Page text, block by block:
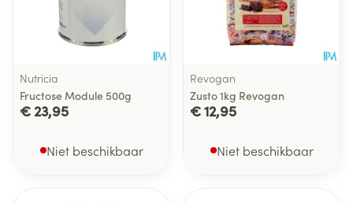
Nutricia
Fructose Module 500g
€ 23,95
Niet beschikbaar
Revogan
Zusto 1kg Revogan
€ 12,95
Niet beschikbaar